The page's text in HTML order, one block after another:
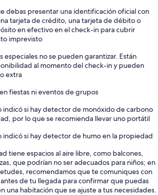
debas presentar una identificación oficial con
tarjeta de crédito, una tarjeta de débito o
en efectivo en el check-in para cubrir
imprevisto
especiales no se pueden garantizar. Están
al momento del check-in y pueden
extra
fiestas ni eventos de grupos
indicó si hay detector de monóxido de carbono
por lo que se recomienda llevar uno portátil
indicó si hay detector de humo en la propiedad
tiene espacios al aire libre, como balcones,
que podrían no ser adecuados para niños; en
recomendamos que te comuniques con
de tu llegada para confirmar que puedas
una habitación que se ajuste a tus necesidades.